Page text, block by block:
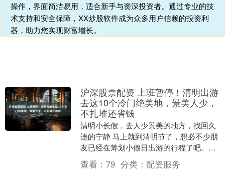
操作，界面简洁易用，适合新手与资深投资者。通过专业的技
术支持和安全保障，XX炒股软件成为众多用户信赖的投资利
器，助力您实现财富增长。
沪深股票配资 上班暂停！清明出游
去这10个冷门绝美地，景美人少，
不扎堆还省钱
清明小长假，去人少景美的地方，找回久
违的宁静 马上就到清明节了，想必不少朋
友已经在筹划小假日出游的行程了吧。我
也一直在找人少又好玩的地方。 在我看
来，决定一段旅....
查看： 79 分类： 配资服务